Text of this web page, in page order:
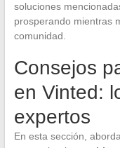
soluciones
prosperando mientras
comunidad.
Consejos
en Vinted:
expertos
En esta sección,